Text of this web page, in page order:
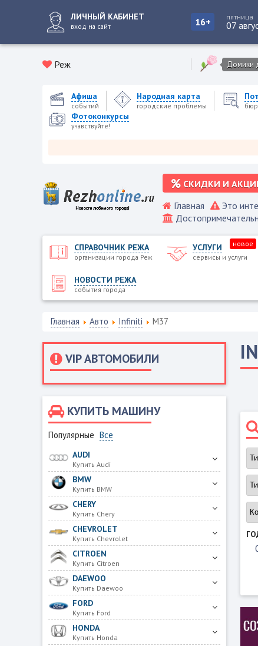
ЛИЧНЫЙ КАБИНЕТ
вход на сайт 16+ пятница
07
Реж Домики
Афиша
событий
Народная карта
городские проблемы
Фотоконкурсы
учавствуйте!
СКИДКИ И
Главная Это
СПРАВОЧНИК РЕЖА
организации города Реж
УСЛУГИ
сервисы и услуги
новое
НОВОСТИ РЕЖА
события города
Главная Авто Infiniti M37
VIP АВТОМОБИЛИ
КУПИТЬ МАШИНУ
Популярные Все
AUDI
Купить Audi
BMW
Купить BMW
CHERY
Купить Chery
CHEVROLET
Купить Chevrolet
CITROEN
Купить Citroen
DAEWOO
Купить Daewoo
FORD
Купить Ford
HONDA
Купить Honda